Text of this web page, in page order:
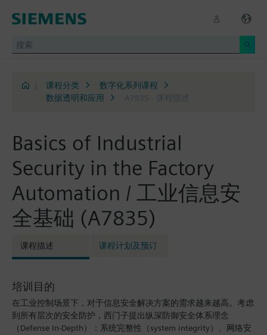
课程分类
数字化系列课程
数据透明和应用
A7835 - 课程描述
Basics of Industrial
Security in the Factory
Automation / 工业信息安
全基础 (A7835)
课程描述 课程计划及预订
培训目的
在工业控制场景下，对于信息安全解决方案的需求越来越高。考虑
到所有层次的安全防护，西门子提出纵深防御安全体系理念
（Defense In-Depth）：系统完整性（system integrity）、网络安